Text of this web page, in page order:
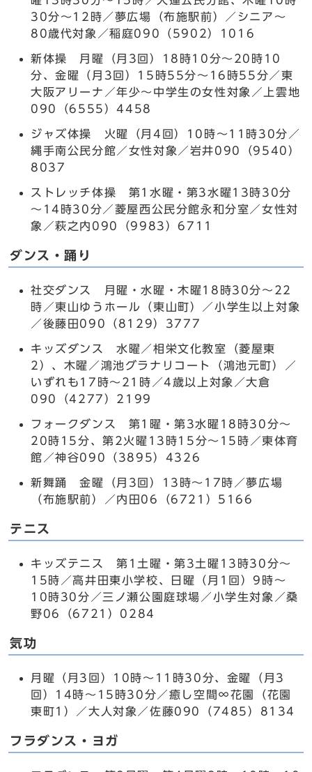
30分～12時／夢広場（布施駅前）／シニア～
80歳代対象／稲庭090（5902）1016
新体操 月曜（月3回）18時10分～20時10
分、金曜（月3回）15時55分～16時55分／東
大阪アリーナ／年少～中学生の女性対象／上雲地
090（6555）4458
ジャズ体操 火曜（月4回）10時～11時30分／
縄手南公民分館／女性対象／岩井090（9540）
8037
ストレッチ体操 第1水曜・第3水曜13時30分
～14時30分／菱屋西公民分館永和分室／女性対
象／萩之内090（9983）6711
ダンス・踊り
社交ダンス 月曜・水曜・木曜18時30分～22
時／東山ゆうホール（東山町）／小学生以上対象
／後藤田090（8129）3777
キッズダンス 水曜／相栄文化教室（菱屋東
2）、木曜／鴻池グラナリコート（鴻池元町）／
いずれも17時～21時／4歳以上対象／大倉
090（4277）2199
フォークダンス 第1曜・第3水曜18時30分～
20時15分、第2火曜13時15分～15時／東体育
館／神谷090（3895）4326
新舞踊 金曜（月3回）13時～17時／夢広場
（布施駅前）／内田06（6721）5166
テニス
キッズテニス 第1土曜・第3土曜13時30分～
15時／高井田東小学校、日曜（月1回）9時～
10時30分／三ノ瀬公園庭球場／小学生対象／桑
野06（6721）0284
気功
月曜（月3回）10時～11時30分、金曜（月3
回）14時～15時30分／癒し空間∞花園（花園
東町1）／大人対象／佐藤090（7485）8134
フラダンス・ヨガ